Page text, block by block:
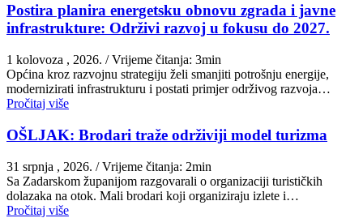
Postira planira energetsku obnovu zgrada i javne
infrastrukture: Održivi razvoj u fokusu do 2027.
1 kolovoza , 2026. / Vrijeme čitanja: 3min
Općina kroz razvojnu strategiju želi smanjiti potrošnju energije,
modernizirati infrastrukturu i postati primjer održivog razvoja…
Pročitaj više
OŠLJAK: Brodari traže održiviji model turizma
31 srpnja , 2026. / Vrijeme čitanja: 2min
Sa Zadarskom županijom razgovarali o organizaciji turističkih
dolazaka na otok. Mali brodari koji organiziraju izlete i…
Pročitaj više